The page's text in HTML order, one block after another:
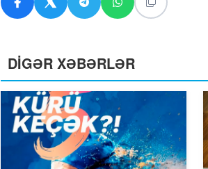
DİGƏR XƏBƏRLƏR